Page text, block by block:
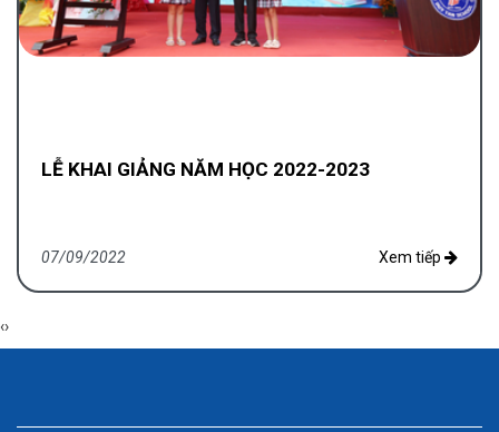
LỄ KHAI GIẢNG NĂM HỌC 2022-2023
07/09/2022 Xem tiếp
‹›